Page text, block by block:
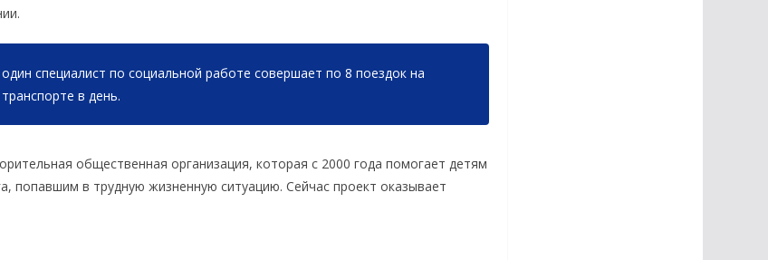
специалист по социальной работе совершает по 8 поездок на
в день.
общественная организация, которая с 2000 года помогает детям
попавшим в трудную жизненную ситуацию. Сейчас проект оказывает